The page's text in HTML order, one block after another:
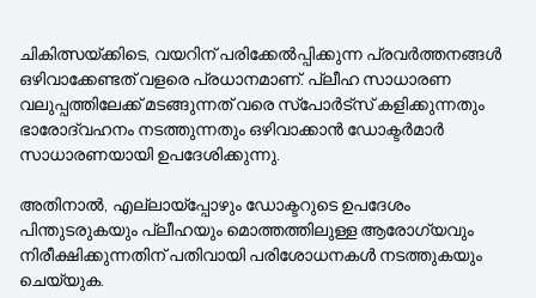
ചികിത്സയ്ക്കിടെ, വയറിന് പരിക്കേൽപ്പിക്കുന്ന പ്രവർത്തനങ്ങൾ
ഒഴിവാക്കേണ്ടത് വളരെ പ്രധാനമാണ്. പ്ലീഹ സാധാരണ
വലുപ്പത്തിലേക്ക് മടങ്ങുന്നത് വരെ സ്പോർട്സ് കളിക്കുന്നതും
ഭാരോദ്വഹനം നടത്തുന്നതും ഒഴിവാക്കാൻ ഡോക്ടർമാർ
സാധാരണയായി ഉപദേശിക്കുന്നു.
അതിനാൽ, എല്ലായ്പ്പോഴും ഡോക്ടറുടെ ഉപദേശം
പിന്തുടരുകയും പ്ലീഹയും മൊത്തത്തിലുള്ള ആരോഗ്യവും
നിരീക്ഷിക്കുന്നതിന് പതിവായി പരിശോധനകൾ നടത്തുകയും
ചെയ്യുക.